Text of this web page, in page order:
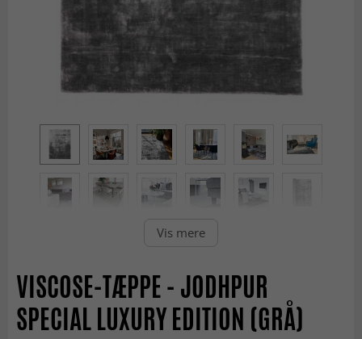
Vis mere
VISCOSE-TÆPPE - JODHPUR
SPECIAL LUXURY EDITION (GRÅ)